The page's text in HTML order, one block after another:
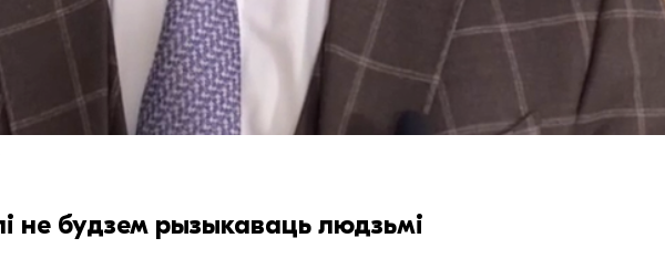
не будзем рызыкаваць людзьмі